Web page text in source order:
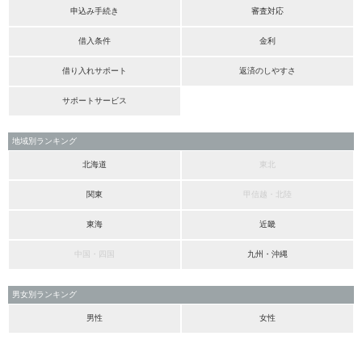
申込み手続き 審査対応
借入条件 金利
借り入れサポート 返済のしやすさ
サポートサービス
地域別ランキング
北海道 東北
関東 甲信越・北陸
東海 近畿
中国・四国 九州・沖縄
男女別ランキング
男性 女性